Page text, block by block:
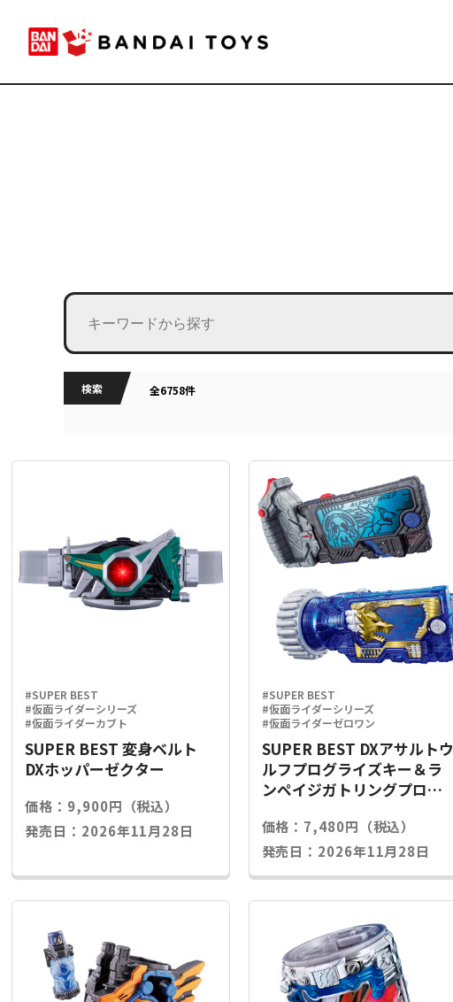
検索 全6758件
#SUPER BEST
#仮面ライダーシリーズ
#仮面ライダーカブト
SUPER BEST 変身ベルト
DXホッパーゼクター
価格：9,900円（税込）
発売日：2026年11月28日
#SUPER BEST
#仮面ライダーシリーズ
#仮面ライダーゼロワン
SUPER BEST DXアサルトウ
ルフプログライズキー＆ラ
ンペイジガトリングプログ
価格：7,480円（税込）
発売日：2026年11月28日